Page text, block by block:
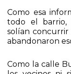
Como esa
todo el barrio,
solían concurrir